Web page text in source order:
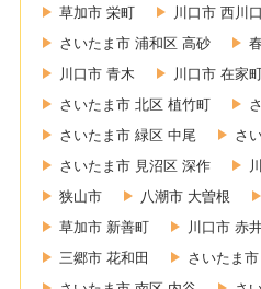
草加市 栄町
川口市 西川口
さいたま市 浦和区 高砂
川口市 青木
川口市 在家
さいたま市 北区 植竹町
さいたま市 緑区 中尾
さ
さいたま市 見沼区 深作
狭山市
八潮市 大曽根
草加市 新善町
川口市 赤
三郷市 花和田
さいたま